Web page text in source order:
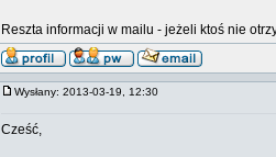
Reszta informacji w mailu - jeżeli ktoś nie
Wysłany: 2013-03-19, 12:30
Cześć,